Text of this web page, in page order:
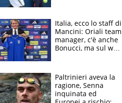
felice del mio livello"
Italia, ecco lo staff di
Mancini: Oriali team
manager, c'è anche
Bonucci, ma sul web
Paltrinieri aveva la
ragione, Senna
inquinata ed